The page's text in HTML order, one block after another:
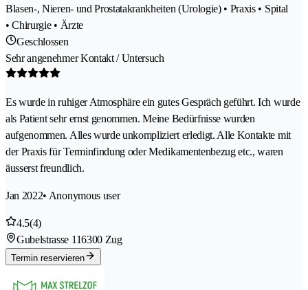
Blasen-, Nieren- und Prostatakrankheiten (Urologie) • Praxis • Spital
• Chirurgie • Ärzte
Geschlossen
Sehr angenehmer Kontakt / Untersuch
Es wurde in ruhiger Atmosphäre ein gutes Gespräch geführt. Ich wurde
als Patient sehr ernst genommen. Meine Bedürfnisse wurden
aufgenommen. Alles wurde unkompliziert erledigt. Alle Kontakte mit
der Praxis für Terminfindung oder Medikamentenbezug etc., waren
äusserst freundlich.
Jan 2022• Anonymous user
4.5(4)
Gubelstrasse 116300 Zug
Termin reservieren